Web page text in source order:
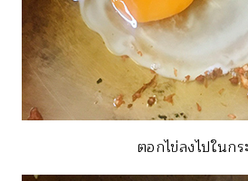
ตอกไข่ลงไปในกร